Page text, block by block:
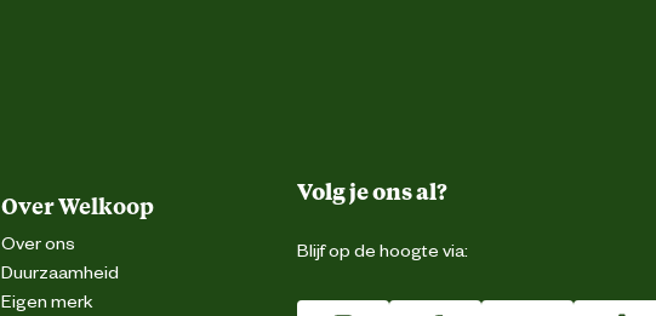
Over Welkoop
Over ons
Duurzaamheid
Eigen merk
Volg je ons al?
Blijf op de hoogte via: